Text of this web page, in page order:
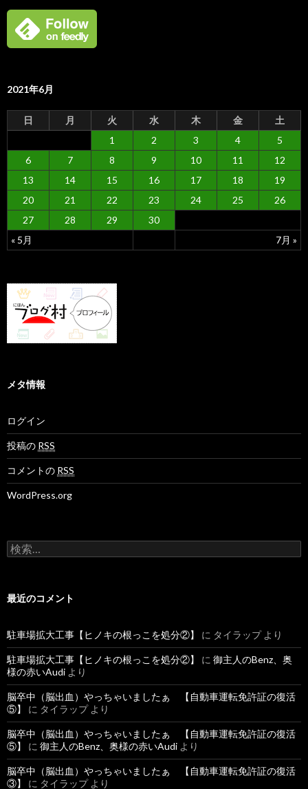
2021年6月
日 月 火 水 木 金 土
« 5月 7月 »
1 2 3 4
5
6
7 8 9 10 11
12
13
14 15 16 17 18
19
20
21 22 23 24 25
26
27
28 29 30
メタ情報
ログイン
投稿の RSS
コメントの RSS
WordPress.org
検
索
最近のコメント
駐車場拡大工事【ヒノキの根っこを処分②】 に タイラップより
駐車場拡大工事【ヒノキの根っこを処分②】 に 御主人のBenz、奥
様の赤いAudi より
脳卒中（脳出血）やっちゃいましたぁ 【自動車運転免許証の復活
⑤】
に タイラップより
脳卒中（脳出血）やっちゃいましたぁ 【自動車運転免許証の復活
⑤】
に 御主人のBenz、奥様の赤いAudi より
脳卒中（脳出血）やっちゃいましたぁ 【自動車運転免許証の復活
③】
に タイラップより